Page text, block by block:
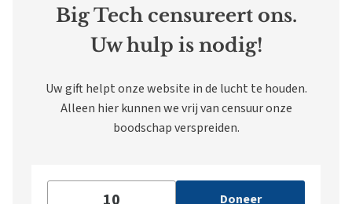
Big Tech censureert ons.
Uw hulp is nodig!
Uw gift helpt onze website in de lucht te houden.
Alleen hier kunnen we vrij van censuur onze
boodschap verspreiden.
Doneer